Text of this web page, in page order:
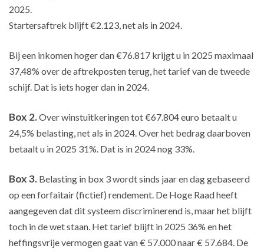
2025.
Startersaftrek blijft €2.123, net als in 2024.
Bij een inkomen hoger dan €76.817 krijgt u in 2025 maximaal
37,48% over de aftrekposten terug, het tarief van de tweede
schijf. Dat is iets hoger dan in 2024.
Box 2.Over winstuitkeringen tot €67.804 euro betaalt u
24,5% belasting, net als in 2024. Over het bedrag daarboven
betaalt u in 2025 31%. Dat is in 2024 nog 33%.
Box 3. Belasting in box 3 wordt sinds jaar en dag gebaseerd
op een forfaitair (fictief) rendement. De Hoge Raad heeft
aangegeven dat dit systeem discriminerend is, maar het blijft
toch in de wet staan. Het tarief blijft in 2025 36% en het
heffingsvrije vermogen gaat van € 57.000 naar € 57.684. De